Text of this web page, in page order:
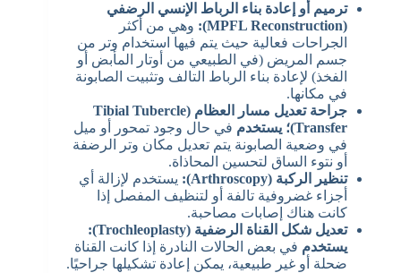
ترميم أو إعادة بناء الرباط الإنسي الرضفي
(MPFL Reconstruction):
وهي من أكثر
الجراحات فعالية حيث يتم فيها استخدام وتر من
جسم المريض (في الطبيعي من أوتار المأبض أو
الفخذ) لإعادة بناء الرباط التالف وتثبيت الصابونة
في مكانها.
جراحة تعديل مسار العظام (Tibial Tubercle
Transfer)؛ يستخدم
في حال وجود تمحور أو ميل
في وضعية الصابونة يتم تعديل مكان وتر الرضفة
أو نتوء الساق لتحسين المحاذاة.
تنظير الركبة (Arthroscopy):
يستخدم لإزالة أي
أجزاء غضروفية تالفة أو لتنظيف المفصل إذا
كانت هناك إصابات مصاحبة.
تعديل شكل القناة الرضفية (Trochleoplasty):
يستخدم في بعض الحالات النادرة إذا كانت القناة
ضحلة أو غير طبيعية، يمكن إعادة تشكيلها جراحيًا.